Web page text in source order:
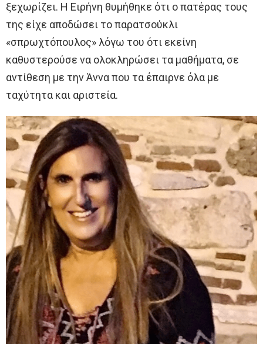
ξεχωρίζει. Η Ειρήνη θυμήθηκε ότι ο πατέρας τους
της είχε αποδώσει το παρατσούκλι
«σπρωχτόπουλος» λόγω του ότι εκείνη
καθυστερούσε να ολοκληρώσει τα μαθήματα, σε
αντίθεση με την Άννα που τα έπαιρνε όλα με
ταχύτητα και αριστεία.